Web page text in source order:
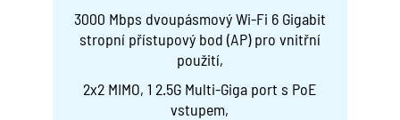
3000 Mbps dvoupásmový Wi-Fi 6 Gigabit
stropní přístupový bod (AP) pro vnitřní
použití,
2x2 MIMO, 1 2.5G Multi-Giga port s PoE
vstupem,